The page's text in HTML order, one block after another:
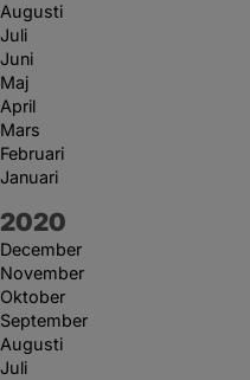
Augusti
Juli
Juni
Maj
April
Mars
Februari
Januari
År:
2020
December
November
Oktober
September
Augusti
Juli